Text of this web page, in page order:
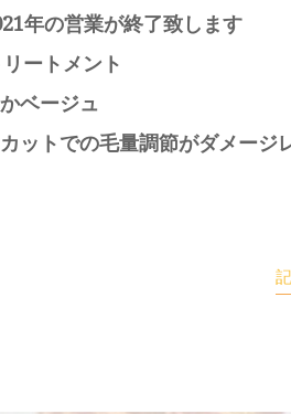
年の営業が終了致します
ートメント
ベージュ
ットでの毛量調節がダメー